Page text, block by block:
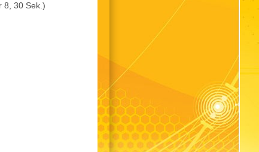
8, 30 Sek.)